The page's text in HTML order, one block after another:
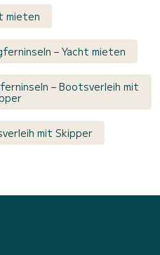
mieten
– Yacht mieten
– Bootsverleih mit
mit Skipper